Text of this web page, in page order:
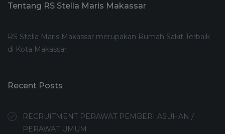
Tentang RS Stella Maris Makassar
RS Stella Maris Makassar merupakan Rumah Sakit Terbaik
di Kota Makassar
Recent Posts
RECRUITMENT PERAWAT PEMBERI ASUHAN /
PERAWAT UMUM